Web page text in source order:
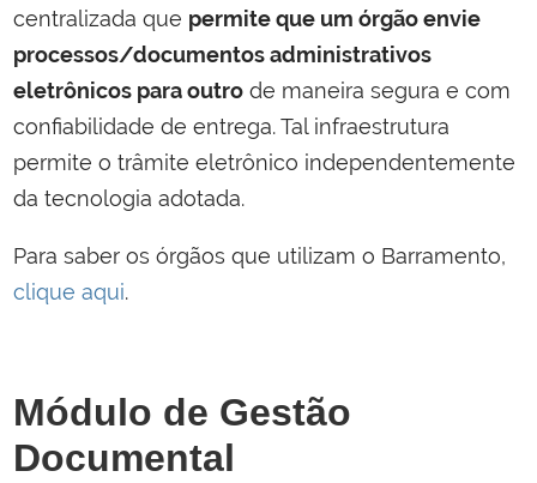
centralizada que permite que um órgão envie
processos/documentos administrativos
eletrônicos para outrode maneira segura e com
confiabilidade de entrega. Tal infraestrutura
permite o trâmite eletrônico independentemente
da tecnologia adotada.
Para saber os órgãos que utilizam o Barramento,
clique aqui.
Módulo de Gestão
Documental